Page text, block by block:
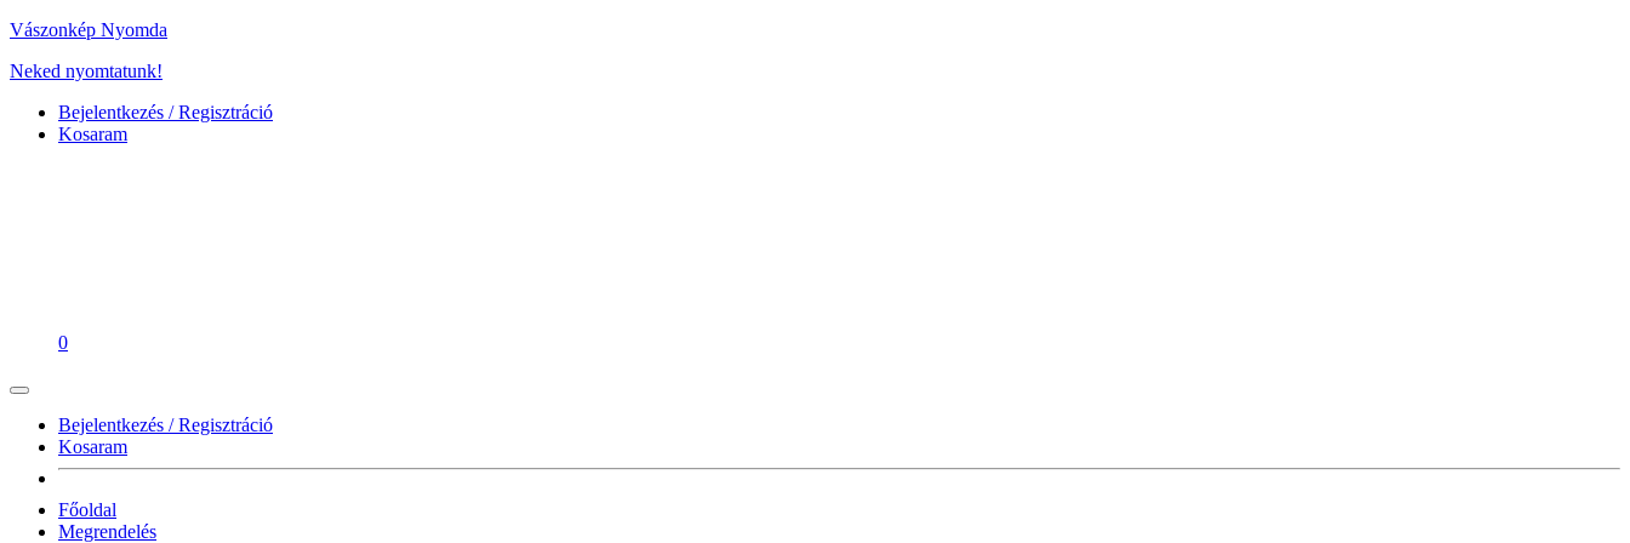
Vászonkép Nyomda
Neked nyomtatunk!
Bejelentkezés / Regisztráció
Kosaram
0
Bejelentkezés / Regisztráció
Kosaram
Főoldal
Megrendelés